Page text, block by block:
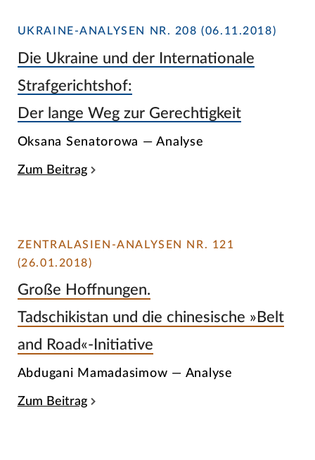
UKRAINE-ANALYSEN NR. 208 (06.11.2018)
Die Ukraine und der Internationale
Strafgerichtshof:
Der lange Weg zur Gerechtigkeit
Oksana Senatorowa — Analyse
Zum Beitrag
ZENTRALASIEN-ANALYSEN NR. 121
(26.01.2018)
Große Hoffnungen.
Tadschikistan und die chinesische »Belt
and Road«-Initiative
Abdugani Mamadasimow — Analyse
Zum Beitrag